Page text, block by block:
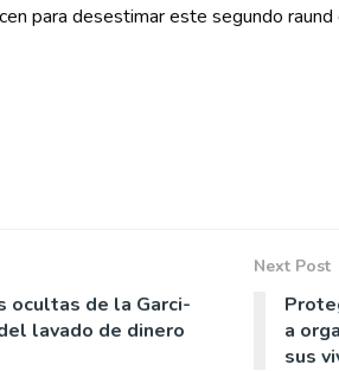
para desestimar este segundo raund
ocultas de la Garci-
lavado de dinero
Next Post
a
sus